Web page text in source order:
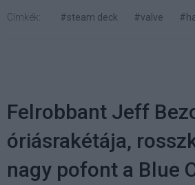
Címkék: #steam deck #valve
Felrobbant Jeff
óriásrakétája,
nagy pofont a Blue